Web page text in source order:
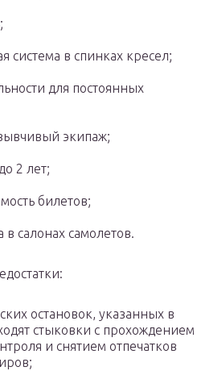
система в спинках кресел;
для постоянных
экипаж;
2 лет;
билетов;
салонах самолетов.
остановок, указанных в
стыковки с прохождением
и снятием отпечатков